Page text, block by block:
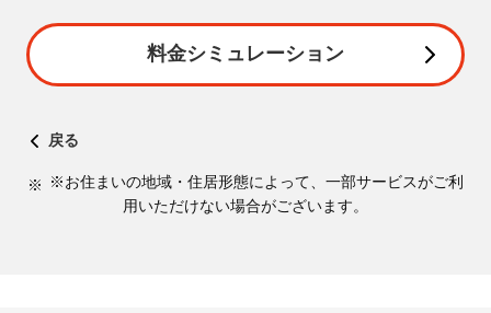
料金シミュレーション
戻る
※お住まいの地域・住居形態によって、一部サービスがご利
用いただけない場合がございます。